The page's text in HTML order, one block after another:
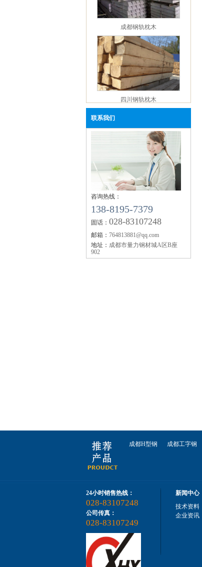
【企业资讯】成都鑫红鑫钢轨：12
工企业建材采购量环比降8.49%
【企业资讯】四川钢轨：钢铁行业
态及点评（20191215）
【企业资讯】四川钢轨：2020年
跌通道中
【企业资讯】成都钢轨：河北省
污染天气Ⅱ级应急响应
【企业资讯】四川钢轨：如何保障
资源的稳定供应？
【企业资讯】四川钢轨：2019年
钢市快报
【企业资讯】成都钢轨：机械行
销量同比增11.5%
【企业资讯】四川钢轨：2019年
生产成本调研报告
【企业资讯】今年秋冬大气污染攻
何调整？生态环境部回应
【企业资讯】工银国际：市场对
期陷入三重超调
【企业资讯】矿石大涨 螺纹要翻盘
【企业资讯】6月18日黑色系品种
成都钢轨枕木
四川钢轨枕木
四川钢轨
联系我们
咨询热线：
138-8195-7379
固话： 028-83107248
邮箱： 764813881@qq.com
地址： 成都市量力钢材城A区B座
902
成都H型钢 成都工字钢
24小时销售热线：
028-83107248
公司传真：
028-83107249
新闻中心
技术资料
企业资讯